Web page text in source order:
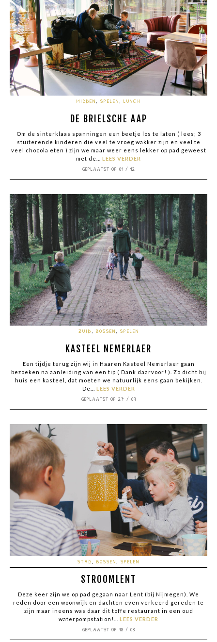
MIDDEN , SPELEN , LUNCH
DE BRIELSCHE AAP
Om de sinterklaas spanningen een beetje los te laten ( lees; 3
stuiterende kinderen die veel te vroeg wakker zijn en veel te
veel chocola eten ) zijn we maar weer eens lekker op pad geweest
met de... LEES VERDER
GEPLAATST OP 01 / 12
ZUID , BOSSEN , SPELEN
KASTEEL NEMERLAER
Een tijdje terug zijn wij in Haaren Kasteel Nemerlaer gaan
bezoeken na aanleiding van een tip ( Dank daarvoor! ). Zo dicht bij
huis een kasteel, dat moeten we natuurlijk eens gaan bekijken.
De... LEES VERDER
GEPLAATST OP 27 / 09
STAD BOSSEN SPELEN
STROOMLENT
Deze keer zijn we op pad gegaan naar Lent (bij Nijmegen). We
reden door een woonwijk en dachten even verkeerd gereden te
zijn maar ineens was daar dit toffe restaurant in een oud
waterpompstation!... LEES VERDER
GEPLAATST OP 18 / 08